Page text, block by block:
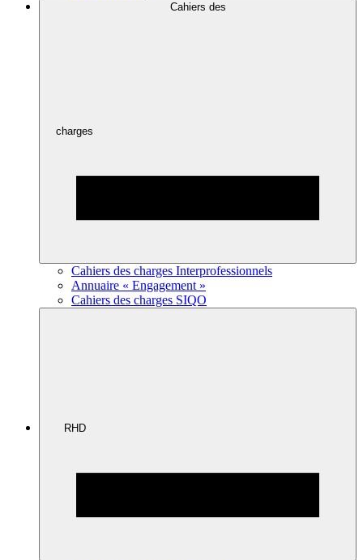
Cahiers des
charges
Cahiers des charges Interprofessionnels
Annuaire « Engagement »
Cahiers des charges SIQO
RHD